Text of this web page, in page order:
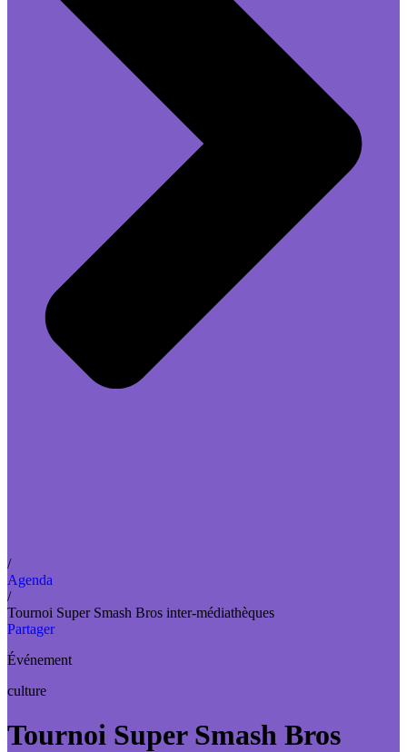
/
Agenda
/
Tournoi Super Smash Bros inter-médiathèques
Partager
Événement
culture
Tournoi Super Smash Bros